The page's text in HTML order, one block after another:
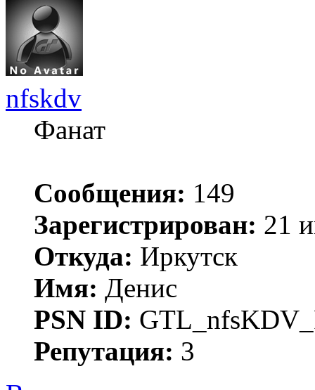
nfskdv
Фанат
Сообщения: 149
Зарегистрирован: 21
Откуда: Иркутск
Имя: Денис
PSN ID:
Репутация: 3